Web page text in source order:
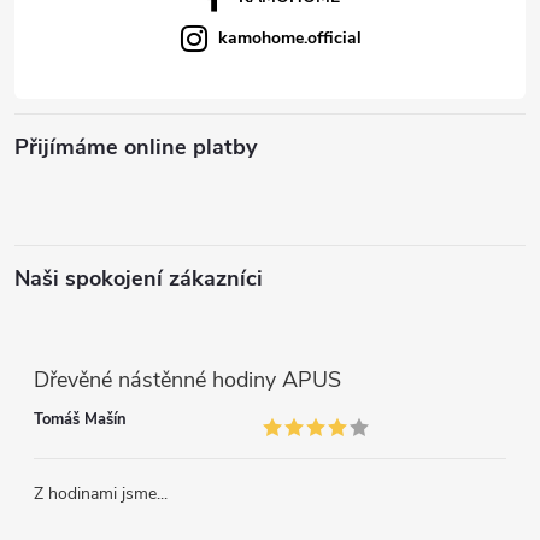
kamohome.official
Přijímáme online platby
Naši spokojení zákazníci
Dřevěné nástěnné hodiny APUS
Tomáš Mašín
Z hodinami jsme...